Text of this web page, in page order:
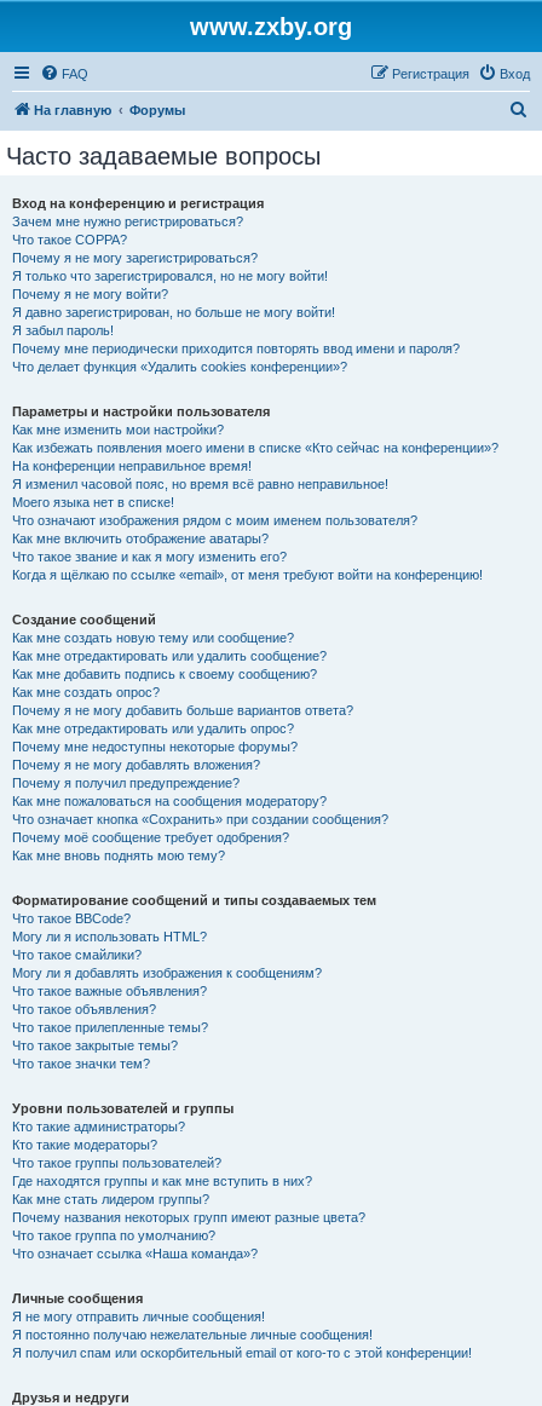
www.zxby.org
FAQ Вход
Регистрация
На главную Форумы
Часто задаваемые вопросы
Вход на конференцию и регистрация
Зачем мне нужно регистрироваться?
Что такое COPPA?
Почему я не могу зарегистрироваться?
Я только что зарегистрировался, но не могу войти!
Почему я не могу войти?
Я давно зарегистрирован, но больше не могу войти!
Я забыл пароль!
Почему мне периодически приходится повторять ввод имени и пароля?
Что делает функция «Удалить cookies конференции»?
Параметры и настройки пользователя
Как мне изменить мои настройки?
Как избежать появления моего имени в списке «Кто сейчас на конференции»?
На конференции неправильное время!
Я изменил часовой пояс, но время всё равно неправильное!
Моего языка нет в списке!
Что означают изображения рядом с моим именем пользователя?
Как мне включить отображение аватары?
Что такое звание и как я могу изменить его?
Когда я щёлкаю по ссылке «email», от меня требуют войти на конференцию!
Создание сообщений
Как мне создать новую тему или сообщение?
Как мне отредактировать или удалить сообщение?
Как мне добавить подпись к своему сообщению?
Как мне создать опрос?
Почему я не могу добавить больше вариантов ответа?
Как мне отредактировать или удалить опрос?
Почему мне недоступны некоторые форумы?
Почему я не могу добавлять вложения?
Почему я получил предупреждение?
Как мне пожаловаться на сообщения модератору?
Что означает кнопка «Сохранить» при создании сообщения?
Почему моё сообщение требует одобрения?
Как мне вновь поднять мою тему?
Форматирование сообщений и типы создаваемых тем
Что такое BBCode?
Могу ли я использовать HTML?
Что такое смайлики?
Могу ли я добавлять изображения к сообщениям?
Что такое важные объявления?
Что такое объявления?
Что такое прилепленные темы?
Что такое закрытые темы?
Что такое значки тем?
Уровни пользователей и группы
Кто такие администраторы?
Кто такие модераторы?
Что такое группы пользователей?
Где находятся группы и как мне вступить в них?
Как мне стать лидером группы?
Почему названия некоторых групп имеют разные цвета?
Что такое группа по умолчанию?
Что означает ссылка «Наша команда»?
Личные сообщения
Я не могу отправить личные сообщения!
Я постоянно получаю нежелательные личные сообщения!
Я получил спам или оскорбительный email от кого-то с этой конференции!
Друзья и недруги